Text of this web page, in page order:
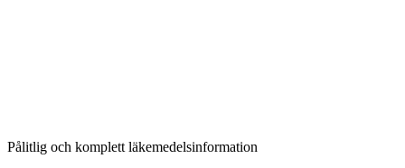
Pålitlig och komplett läkemedelsinformation